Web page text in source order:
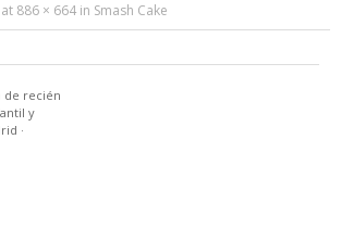
at 886 × 664 in Smash Cake
de recién
y
·